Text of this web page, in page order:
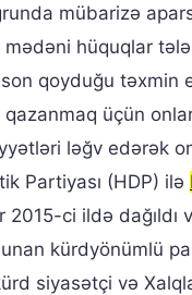
mübarizə
hüquqlar
son qoyduğu
üçün
ləğv edərək
Partiyası (HDP) ilə
2015-ci ildə dağıldı
kürdyönümlü
siyasətçi və